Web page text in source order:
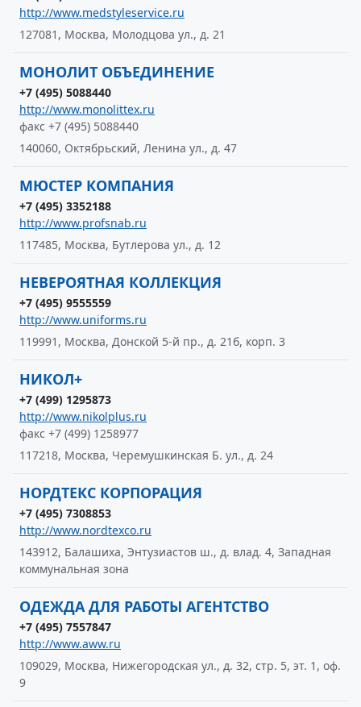
http://www.medstyleservice.ru
127081, Москва, Молодцова ул., д. 21
МОНОЛИТ ОБЪЕДИНЕНИЕ
+7 (495) 5088440
http://www.monolittex.ru
факс +7 (495) 5088440
140060, Октябрьский, Ленина ул., д. 47
МЮСТЕР КОМПАНИЯ
+7 (495) 3352188
http://www.profsnab.ru
117485, Москва, Бутлерова ул., д. 12
НЕВЕРОЯТНАЯ КОЛЛЕКЦИЯ
+7 (495) 9555559
http://www.uniforms.ru
119991, Москва, Донской 5-й пр., д. 21б, корп. 3
НИКОЛ+
+7 (499) 1295873
http://www.nikolplus.ru
факс +7 (499) 1258977
117218, Москва, Черемушкинская Б. ул., д. 24
НОРДТЕКС КОРПОРАЦИЯ
+7 (495) 7308853
http://www.nordtexco.ru
143912, Балашиха, Энтузиастов ш., д. влад. 4, Западная
коммунальная зона
ОДЕЖДА ДЛЯ РАБОТЫ АГЕНТСТВО
+7 (495) 7557847
http://www.aww.ru
109029, Москва, Нижегородская ул., д. 32, стр. 5, эт. 1, оф.
9